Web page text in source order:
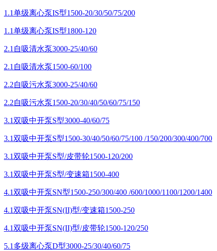
1.1单级离心泵IS型1500-20/30/50/75/200
1.1单级离心泵IS型1800-120
2.1自吸清水泵3000-25/40/60
2.1自吸清水泵1500-60/100
2.2自吸污水泵3000-25/40/60
2.2自吸污水泵1500-20/30/40/50/60/75/150
3.1双吸中开泵S型3000-40/60/75
3.1双吸中开泵S型1500-30/40/50/60/75/100 /150/200/300/400/700
3.1双吸中开泵S型/皮带轮1500-120/200
3.1双吸中开泵S型/变速箱1500-400
4.1双吸中开泵SN型1500-250/300/400 /600/1000/1100/1200/1400
4.1双吸中开泵SN(II)型/变速箱1500-250
4.1双吸中开泵SN(II)型/皮带轮1500-120/250
5.1多级离心泵D型3000-25/30/40/60/75